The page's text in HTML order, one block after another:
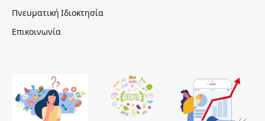
Πνευματική Ιδιοκτησία
Επικοινωνία